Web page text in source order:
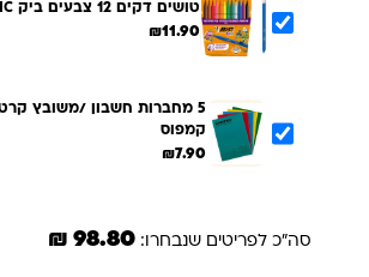
טושים דקים 12 צבעים ביק BIC
₪11.90
5 מחברות חשבון /משובץ
קמפוס
₪7.90
סה"כ לפריטים שנבחרו: 98.80 ₪